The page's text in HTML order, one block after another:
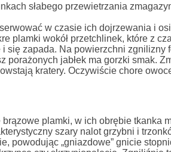
słabego przewietrzania
w czasie ich dojrzewania i
plamki wokół przetchlinek, które z
się zapada. Na powierzchni zgnilizny
porażonych jabłek ma gorzki smak.
kratery. Oczywiście chore
plamki, w ich obrębie tkanka
szary nalot grzybni i
powodując „gniazdowe” gnicie